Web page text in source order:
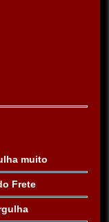
muito
Frete